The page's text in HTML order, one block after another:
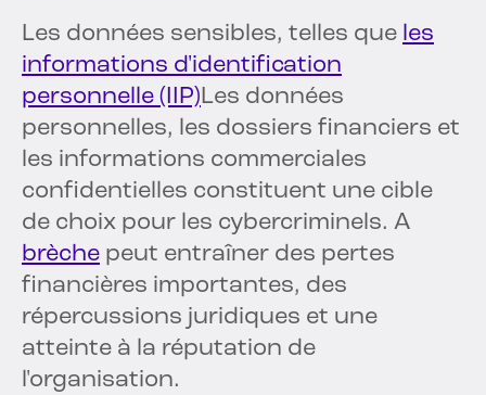
Les données sensibles, telles que les
informations d'identification
personnelle (IIP)Les données
personnelles, les dossiers financiers et
les informations commerciales
confidentielles constituent une cible
de choix pour les cybercriminels. A
brèche peut entraîner des pertes
financières importantes, des
répercussions juridiques et une
atteinte à la réputation de
l'organisation.